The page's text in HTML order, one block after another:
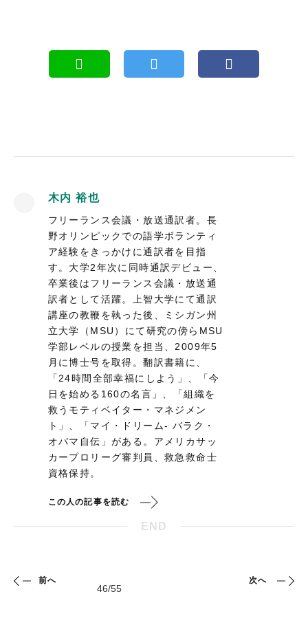
木内 裕也
フリーランス会議・放送通訳者。長
野オリンピックでの語学ボランティ
ア経験をきっかけに通訳者を目指
す。大学2年次に同時通訳デビュー、
卒業後はフリーランス会議・放送通
訳者として活躍。上智大学にて通訳
講座の教鞭を執った後、ミシガン州
立大学（MSU）にて研究の傍らMSU
学部レベルの授業を担当、2009年5
月に博士号を取得。翻訳書籍に、
「24時間全部幸福にしよう」、「今
日を始める160の名言」、「組織を
救うモティベイター・マネジメン
ト」、「マイ・ドリーム- バラク・
オバマ自伝」がある。アメリカサッ
カープロリーグ審判員、救急救命士
資格保持。
この人の記事を読む
END
前へ 次へ